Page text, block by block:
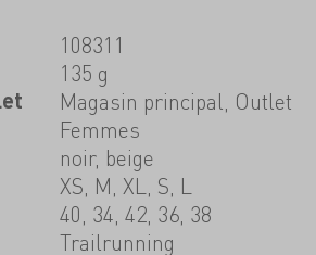
108311
135 g
Magasin principal, Outlet
Femmes
noir, beige
XS, M, XL, S, L
40, 34, 42, 36, 38
Trailrunning